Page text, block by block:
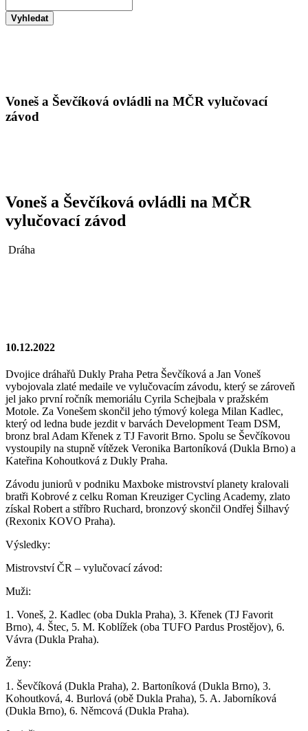
Vyhledat
Voneš a Ševčíková ovládli na MČR vylučovací
závod
Voneš a Ševčíková ovládli na MČR
vylučovací závod
Dráha
10.12.2022
Dvojice dráhařů Dukly Praha Petra Ševčíková a Jan Voneš
vybojovala zlaté medaile ve vylučovacím závodu, který se zároveň
jel jako první ročník memoriálu Cyrila Schejbala v pražském
Motole. Za Vonešem skončil jeho týmový kolega Milan Kadlec,
který od ledna bude jezdit v barvách Development Team DSM,
bronz bral Adam Křenek z TJ Favorit Brno. Spolu se Ševčíkovou
vystoupily na stupně vítězek Veronika Bartoníková (Dukla Brno) a
Kateřina Kohoutková z Dukly Praha.
Závodu juniorů v podniku Maxboke mistrovství planety kralovali
bratři Kobrové z celku Roman Kreuziger Cycling Academy, zlato
získal Robert a stříbro Ruchard, bronzový skončil Ondřej Šilhavý
(Rexonix KOVO Praha).
Výsledky:
Mistrovství ČR – vylučovací závod:
Muži:
1. Voneš, 2. Kadlec (oba Dukla Praha), 3. Křenek (TJ Favorit
Brno), 4. Štec, 5. M. Koblížek (oba TUFO Pardus Prostějov), 6.
Vávra (Dukla Praha).
Ženy:
1. Ševčíková (Dukla Praha), 2. Bartoníková (Dukla Brno), 3.
Kohoutková, 4. Burlová (obě Dukla Praha), 5. A. Jaborníková
(Dukla Brno), 6. Němcová (Dukla Praha).